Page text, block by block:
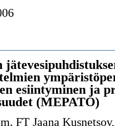
esiintyminen ja
(MEPATO)
FT Jaana